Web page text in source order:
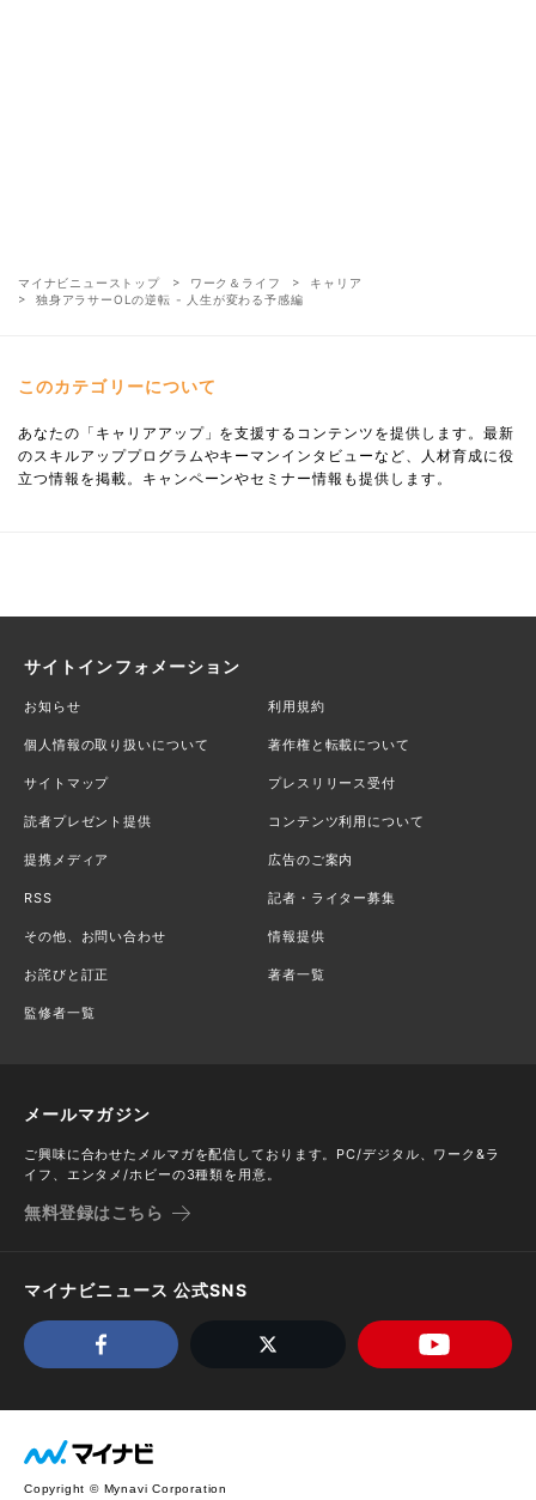
マイナビニューストップ ワーク＆ライフ
キャリア
独身アラサーOLの逆転 - 人生が変わる予感編
このカテゴリーについて
あなたの「キャリアアップ」を支援するコンテンツを提供します。最新
のスキルアッププログラムやキーマンインタビューなど、人材育成に役
立つ情報を掲載。キャンペーンやセミナー情報も提供します。
サイトインフォメーション
お知らせ 利用規約
個人情報の取り扱いについて 著作権と転載について
サイトマップ プレスリリース受付
読者プレゼント提供 コンテンツ利用について
提携メディア 広告のご案内
RSS 記者・ライター募集
その他、お問い合わせ 情報提供
お詫びと訂正 著者一覧
監修者一覧
メールマガジン
ご興味に合わせたメルマガを配信しております。PC/デジタル、ワーク&ラ
イフ、エンタメ/ホビーの3種類を用意。
無料登録はこちら
マイナビニュース 公式SNS
Copyright © Mynavi Corporation